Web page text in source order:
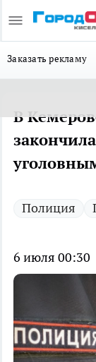
Заказать рекламу
В
Полиция
6 июля 00:30